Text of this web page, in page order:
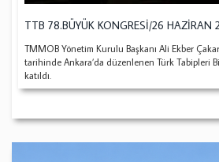
TTB 78.BÜYÜK KONGRESİ/26 HAZİRAN
TMMOB Yönetim Kurulu Başkanı Ali Ekber
tarihinde Ankara’da düzenlenen Türk Tabipleri
katıldı.